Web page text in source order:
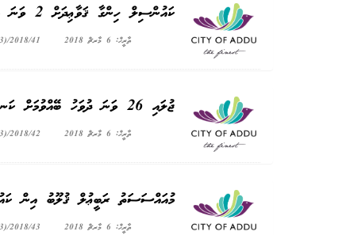
ކައުންސިލް ހިންގާ ޤަވާޢިދަށް 2 ވަނަ އިޞްލާޙު ގެނައުމާއި ގުޅިގެން އެ އިޞްލާޙުތައް ފާސްކުރުން
ތާރީޚް: 6 މާރޗް 2018 2018/41
ޖުލައި 26 ވަނަ ދުވަހު ބޭއްވުމަށް ކަނޑައެޅިފައިވާ ބައިސިކަލް ރޭސް ބޭއްވުމާއި ގުޅޭގޮތުން
ތާރީޚް: 6 މާރޗް 2018 2018/42
މުއައްސަސަތު ރަބީޢުލް ޤުލޫބު އިން
ތާރީޚް: 6 މާރޗް 2018 2018/43